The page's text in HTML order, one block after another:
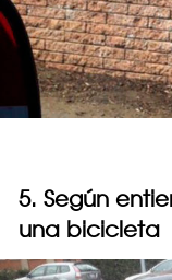
5. Según
una bicicleta